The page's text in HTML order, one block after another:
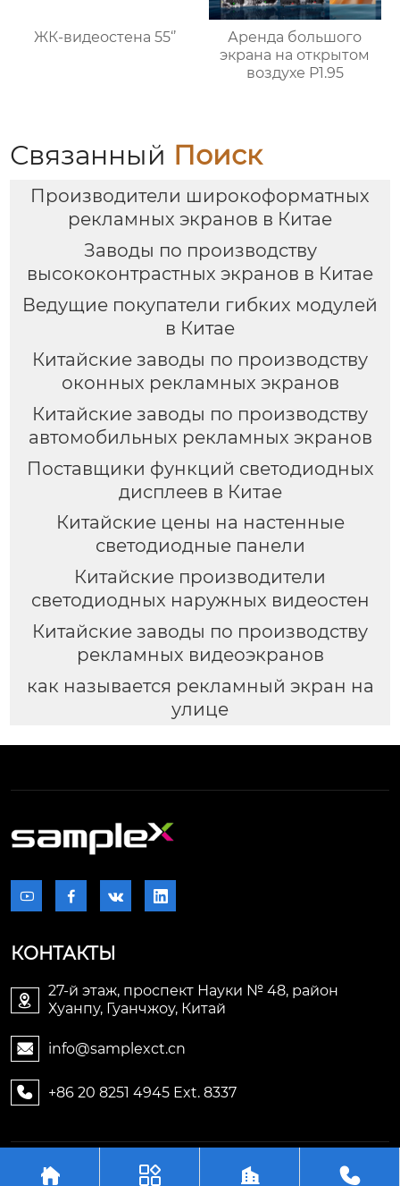
ЖК-видеостена 55‘’
Аренда большого
экрана на открытом
воздухе P1.95
Связанный Поиск
Производители широкоформатных
рекламных экранов в Китае
Заводы по производству
высококонтрастных экранов в Китае
Ведущие покупатели гибких модулей
в Китае
Китайские заводы по производству
оконных рекламных экранов
Китайские заводы по производству
автомобильных рекламных экранов
Поставщики функций светодиодных
дисплеев в Китае
Китайские цены на настенные
светодиодные панели
Китайские производители
светодиодных наружных видеостен
Китайские заводы по производству
рекламных видеоэкранов
как называется рекламный экран на
улице
   
КОНТАКТЫ

27-й этаж, проспект Науки № 48, район
Хуанпу, Гуанчжоу, Китай
 info@samplexct.cn
 +86 20 8251 4945 Ext. 8337
Авторское право©2006-2025Гуанчжоу Samplex
   